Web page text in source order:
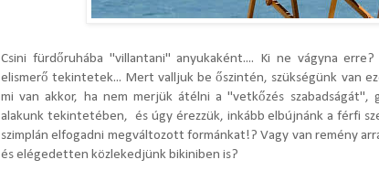
Csini fürdőruhába "villantani" anyukaként.... Ki ne vágyna
elismerő tekintetek... Mert valljuk be őszintén, szükségünk van
mi van akkor, ha nem merjük átélni a "vetkőzés szabadságát",
alakunk tekintetében, és úgy érezzük, inkább elbújnánk a férfi
szimplán elfogadni megváltozott formánkat!? Vagy van remény
és elégedetten közlekedjünk bikiniben is?